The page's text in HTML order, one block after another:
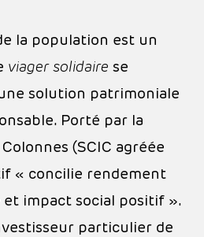
la population est un
viager solidaire se
solution patrimoniale
Porté par la
(SCIC agréée
« concilie rendement
impact social positif ».
particulier de